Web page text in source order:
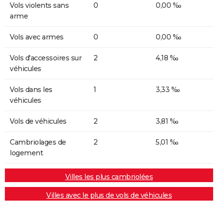
Vols violents sans
arme
0 0,00 ‰
Vols avec armes 0 0,00 ‰
Vols d'accessoires sur
véhicules
2 4,18 ‰
Vols dans les
véhicules
1 3,33 ‰
Vols de véhicules 2 3,81 ‰
Cambriolages de
logement
2 5,01 ‰
Villes les plus cambriolées
Villes avec le plus de vols de véhicules